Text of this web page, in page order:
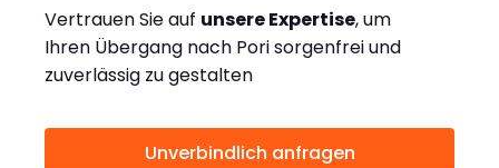
Vertrauen Sie auf unsere Expertise, um
Ihren Übergang nach Pori sorgenfrei und
zuverlässig zu gestalten
Unverbindlich anfragen